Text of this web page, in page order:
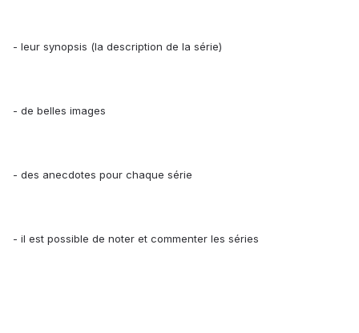
- leur synopsis (la description de la série)
- de belles images
- des anecdotes pour chaque série
- il est possible de noter et commenter les séries